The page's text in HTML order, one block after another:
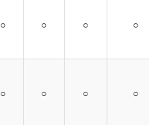
○ ○ ○ ○
○ ○ ○ ○